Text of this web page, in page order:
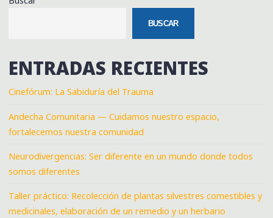
BUSCAR
ENTRADAS RECIENTES
Cinefórum: La Sabiduría del Trauma
Andecha Comunitaria — Cuidamos nuestro espacio,
fortalecemos nuestra comunidad
Neurodivergencias: Ser diferente en un mundo donde todos
somos diferentes
Taller práctico: Recolección de plantas silvestres comestibles y
medicinales, elaboración de un remedio y un herbario